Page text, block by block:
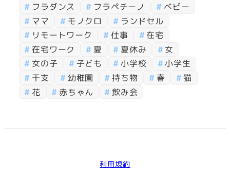
フラダンス
フラペチーノ
ベビー
ママ
モノクロ
ランドセル
リモートワーク
仕事
在宅
在宅ワーク
夏 夏休み
女
女の子
子ども 小学校
小学生
干支
幼稚園 持ち物 春
猫
花
赤ちゃん 飲み会
利用規約